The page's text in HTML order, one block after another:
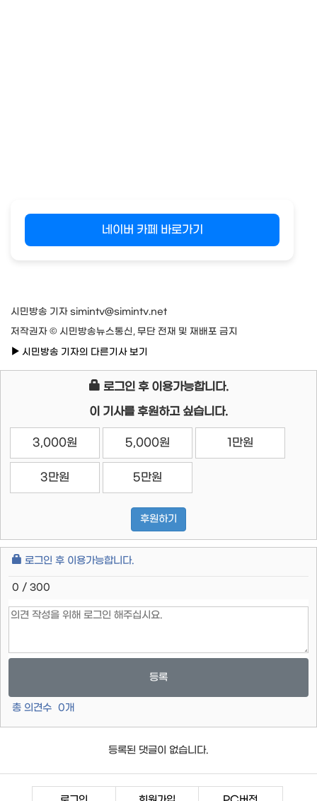
네이버 카페 바로가기
시민방송 기자 simintv@simintv.net
저작권자 © 시민방송뉴스통신, 무단 전재 및 재배포 금지
시민방송 기자의 다른기사 보기
로그인 후 이용가능합니다.
이 기사를 후원하고 싶습니다.
3,000원 5,000원 1만원
3만원 5만원
후원하기
로그인 후 이용가능합니다.
0 / 300
등록
총 의견수 0개
등록된 댓글이 없습니다.